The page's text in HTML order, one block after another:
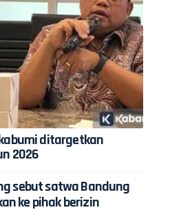
ditargetkan
2026
sebut satwa Bandung
ke pihak berizin